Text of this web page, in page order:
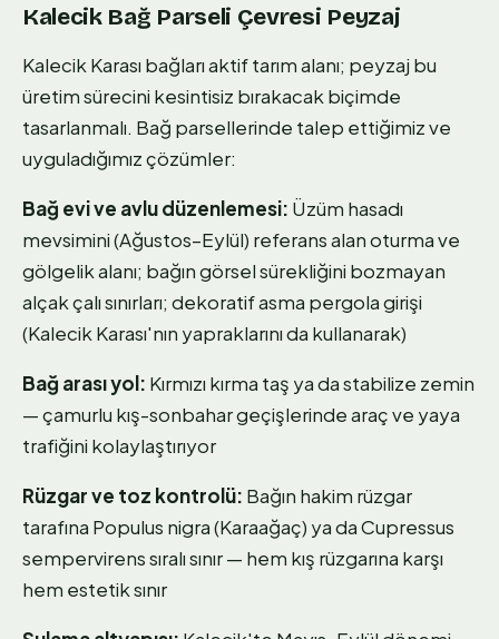
Kalecik Bağ Parseli Çevresi Peyzaj
Kalecik Karası bağları aktif tarım alanı; peyzaj bu
üretim sürecini kesintisiz bırakacak biçimde
tasarlanmalı. Bağ parsellerinde talep ettiğimiz ve
uyguladığımız çözümler:
Bağ evi ve avlu düzenlemesi: Üzüm hasadı
mevsimini (Ağustos–Eylül) referans alan oturma ve
gölgelik alanı; bağın görsel sürekliğini bozmayan
alçak çalı sınırları; dekoratif asma pergola girişi
(Kalecik Karası'nın yapraklarını da kullanarak)
Bağ arası yol: Kırmızı kırma taş ya da stabilize zemin
— çamurlu kış-sonbahar geçişlerinde araç ve yaya
trafiğini kolaylaştırıyor
Rüzgar ve toz kontrolü: Bağın hakim rüzgar
tarafına Populus nigra (Karaağaç) ya da Cupressus
sempervirens sıralı sınır — hem kış rüzgarına karşı
hem estetik sınır